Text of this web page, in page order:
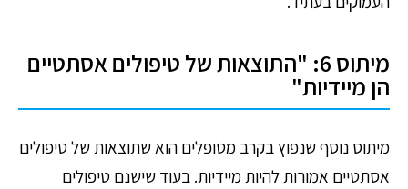
מיתוס 6: "התוצאות של טיפולים אסתטיים
הן מיידיות"
מיתוס נוסף שנפוץ בקרב מטופלים הוא שתוצאות של טיפולים
אסתטיים אמורות להיות מיידיות. בעוד שישנם טיפולים